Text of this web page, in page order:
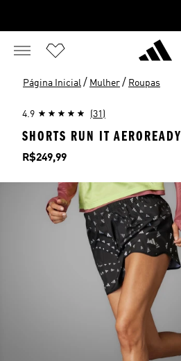
Página Inicial / Mulher / Roupas
4.9 (31)
SHORTS RUN IT AEROREADY
Preço
R$249,99